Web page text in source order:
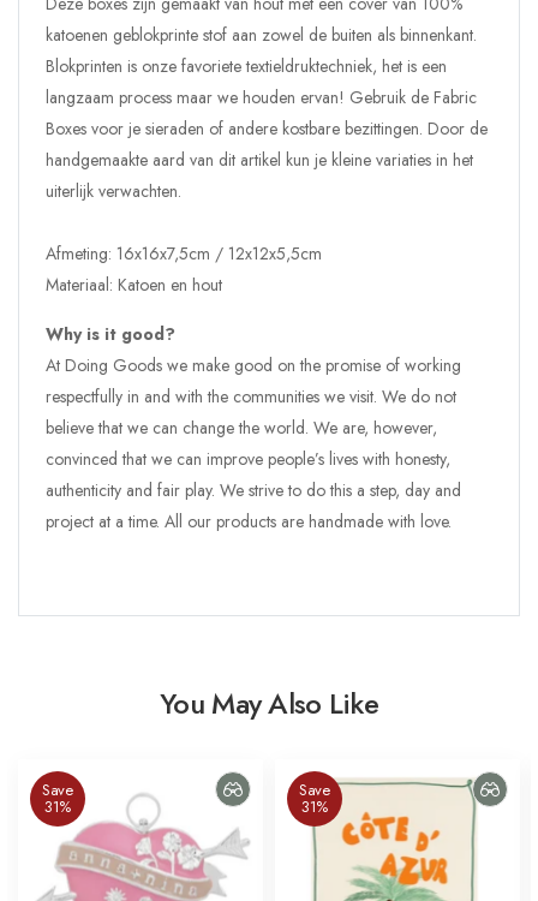
katoenen geblokprinte stof aan zowel de buiten als binnenkant.
Blokprinten is onze favoriete textieldruktechniek, het is een
langzaam process maar we houden ervan! Gebruik de Fabric
Boxes voor je sieraden of andere kostbare bezittingen. Door de
handgemaakte aard van dit artikel kun je kleine variaties in het
uiterlijk verwachten.
Afmeting: 16x16x7,5cm / 12x12x5,5cm
Materiaal: Katoen en hout
Why is it good?
At Doing Goods we make good on the promise of working
respectfully in and with the communities we visit. We do not
believe that we can change the world. We are, however,
convinced that we can improve people’s lives with honesty,
authenticity and fair play. We strive to do this a step, day and
project at a time. All our products are handmade with love.
You May Also Like
Save
31%
Save
31%